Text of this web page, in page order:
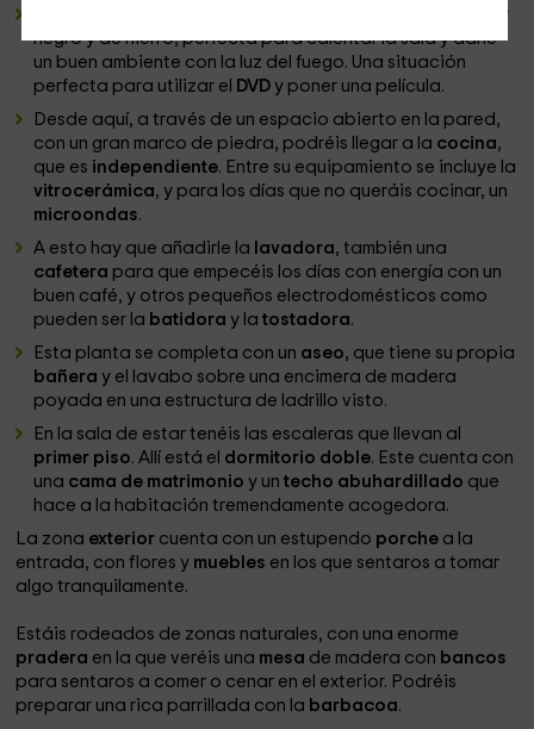
, de color
negro y de hierro, perfecta para calentar la sala y darle
un buen ambiente con la luz del fuego. Una situación
perfecta para utilizar el
DVDy poner una película.
Desde aquí, a través de un espacio abierto en la pared,
con un gran marco de piedra, podréis llegar a la cocina,
que es independiente. Entre su equipamiento se incluye la
vitrocerámica, y para los días que no queráis cocinar, un
microondas.
A esto hay que añadirle la lavadora, también una
cafetera para que empecéis los días con energía con un
buen café, y otros pequeños electrodomésticos como
pueden ser la batidoray latostadora.
Esta planta se completa con un aseo, que tiene su propia
bañeray el lavabo sobre una encimera de madera
poyada en una estructura de ladrillo visto.
En la sala de estar tenéis las escaleras que llevan al
primer piso. Allí está el dormitorio doble. Este cuenta con
una cama de matrimonio y un techo abuhardillado que
hace a la habitación tremendamente acogedora.
La zona exterior cuenta con un estupendo porche a la
entrada, con flores y muebles en los que sentaros a tomar
algo tranquilamente.
Estáis rodeados de zonas naturales, con una enorme
pradera en la que veréis una mesa de madera con bancos
para sentaros a comer o cenar en el exterior. Podréis
preparar una rica parrillada con la barbacoa.